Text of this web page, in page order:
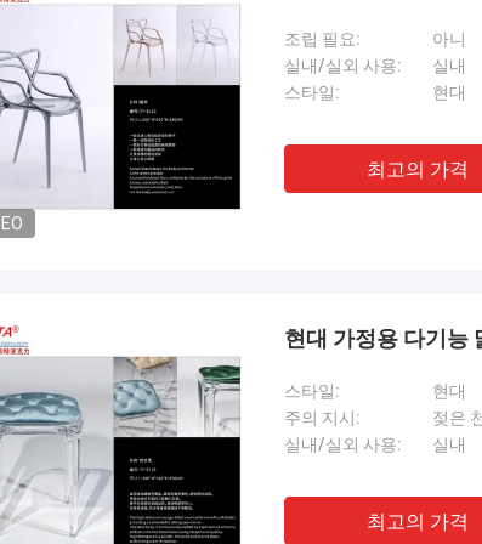
조립 필요:
아니
실내/실외 사용:
실내
스타일:
현대
최고의 가격
현대 가정용 다기능
스타일:
현대
주의 지시:
젖은
실내/실외 사용:
실내
최고의 가격